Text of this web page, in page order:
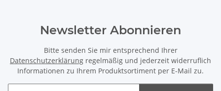
Newsletter Abonnieren
Bitte senden Sie mir entsprechend Ihrer
Datenschutzerklärung regelmäßig und jederzeit widerruflich
Informationen zu Ihrem Produktsortiment per E-Mail zu.